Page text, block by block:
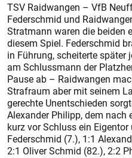
TSV Raidwangen – VfB
Federschmid und
Stratmann waren die beiden
diesem Spiel. Federschmid
in Führung, scheiterte
am Schlussmann der
Pause ab – Raidwangen
Strafraum aber mit seinem
gerechte Unentschieden
Alexander Philipp, dem nach
kurz vor Schluss ein
Federschmid (7.), 1:1
2:1 Oliver Schmid (82.), 2:2